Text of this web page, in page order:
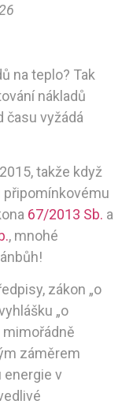
na teplo? Tak
nákladů
času vyžádá
takže když
67/2013 Sb. a
, mnohé
zákon „o
„o
mimořádně
záměrem
energie v